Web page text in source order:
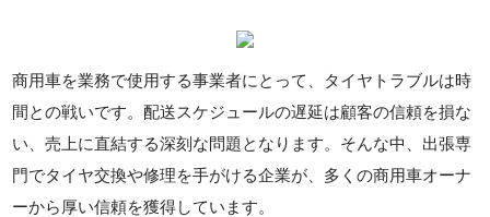
商用車を業務で使用する事業者にとって、タイヤトラブルは時
間との戦いです。配送スケジュールの遅延は顧客の信頼を損な
い、売上に直結する深刻な問題となります。そんな中、出張専
門でタイヤ交換や修理を手がける企業が、多くの商用車オーナ
ーから厚い信頼を獲得しています。